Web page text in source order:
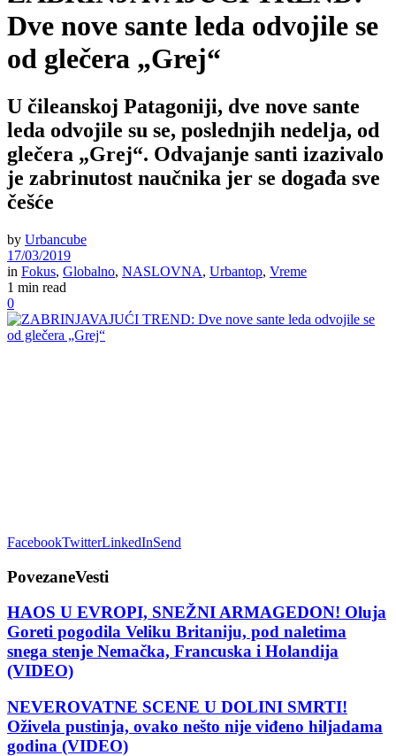
Dve nove sante leda odvojile se
od glečera „Grej“
U čileanskoj Patagoniji, dve nove sante
leda odvojile su se, poslednjih nedelja, od
glečera „Grej“. Odvajanje santi izazivalo
je zabrinutost naučnika jer se događa sve
češće
by Urbancube
17/03/2019
in Fokus, Globalno, NASLOVNA, Urbantop, Vreme
1 min read
0
FacebookTwitterLinkedInSend
PovezaneVesti
HAOS U EVROPI, SNEŽNI ARMAGEDON! Oluja
Goreti pogodila Veliku Britaniju, pod naletima
snega stenje Nemačka, Francuska i Holandija
(VIDEO)
NEVEROVATNE SCENE U DOLINI SMRTI!
Oživela pustinja, ovako nešto nije viđeno hiljadama
godina (VIDEO)